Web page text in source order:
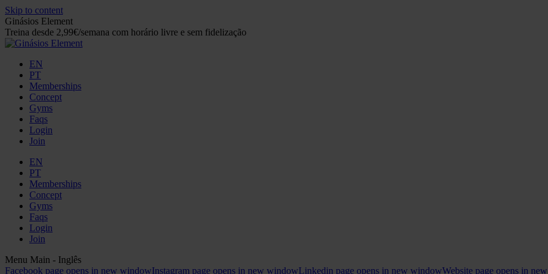
Skip to content
Ginásios Element
Treina desde 2,99€/semana com horário livre e sem fidelização
EN
PT
Memberships
Concept
Gyms
Faqs
Login
Join
EN
PT
Memberships
Concept
Gyms
Faqs
Login
Join
Menu Main - Inglês
Facebook page opens in new windowInstagram page opens in new windowLinkedin page opens in new windowWebsite page opens in